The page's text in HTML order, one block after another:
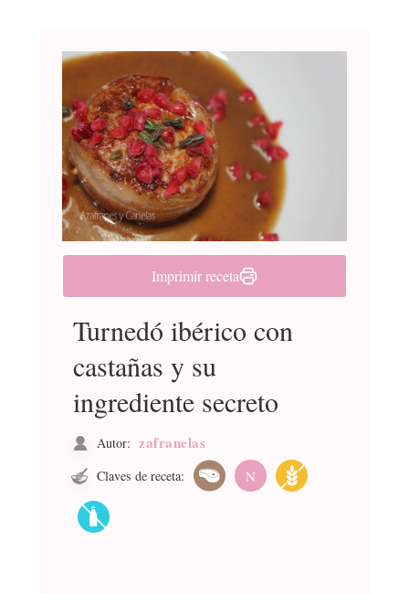
Imprimir receta
Turnedó ibérico con
castañas y su
ingrediente secreto
Autor: zafranelas
Claves de receta: N